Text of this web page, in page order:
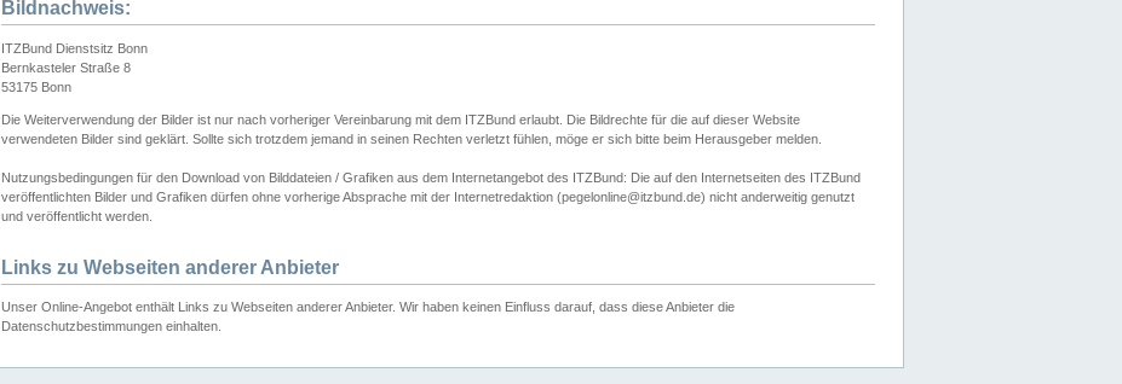
Bildnachweis:
ITZBund Dienstsitz Bonn
Bernkasteler Straße 8
53175 Bonn
Die Weiterverwendung der Bilder ist nur nach vorheriger Vereinbarung mit dem ITZBund erlaubt. Die Bildrechte für die auf dieser Website
verwendeten Bilder sind geklärt. Sollte sich trotzdem jemand in seinen Rechten verletzt fühlen, möge er sich bitte beim Herausgeber melden.
Nutzungsbedingungen für den Download von Bilddateien / Grafiken aus dem Internetangebot des ITZBund: Die auf den Internetseiten des ITZBund
veröffentlichten Bilder und Grafiken dürfen ohne vorherige Absprache mit der Internetredaktion (pegelonline@itzbund.de) nicht anderweitig genutzt
und veröffentlicht werden.
Links zu Webseiten anderer Anbieter
Unser Online-Angebot enthält Links zu Webseiten anderer Anbieter. Wir haben keinen Einfluss darauf, dass diese Anbieter die
Datenschutzbestimmungen einhalten.